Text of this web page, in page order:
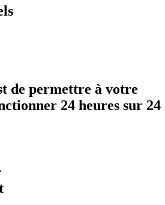
de permettre à votre
24 heures sur 24